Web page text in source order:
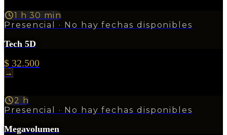
1 h 30 min
Presencial
· No hay fechas disponibles
Tech 5D
$ 32.500
→
2 h
Presencial
· No hay fechas disponibles
Megavolumen